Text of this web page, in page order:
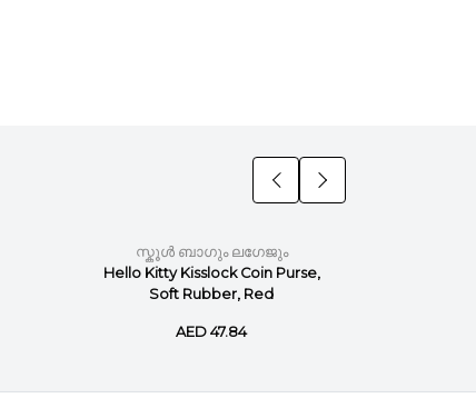
സ്കൂൾ ബാഗും ലഗേജും
Hello Kitty Kisslock Coin Purse,
Soft Rubber, Red
AED 47.84